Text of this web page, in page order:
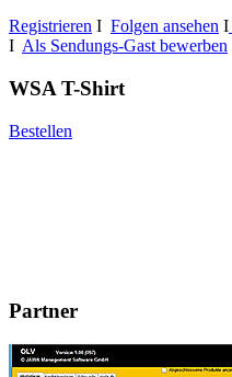
Registrieren I Folgen ansehen I
I Als Sendungs-Gast bewerben
WSA T-Shirt
Bestellen
Partner